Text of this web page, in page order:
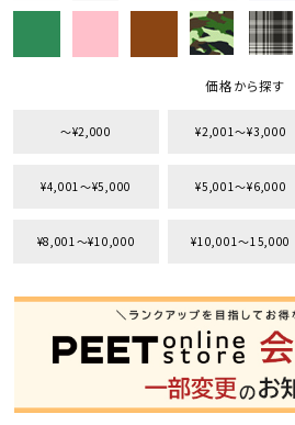
価格から探す
〜¥2,000 ¥2,001〜¥3,000
¥4,001〜¥5,000 ¥5,001〜¥6,000
¥8,001〜¥10,000 ¥10,001〜15,000